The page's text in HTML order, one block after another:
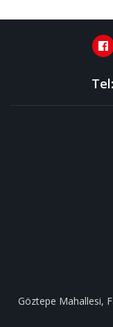
Göztepe Mahallesi,